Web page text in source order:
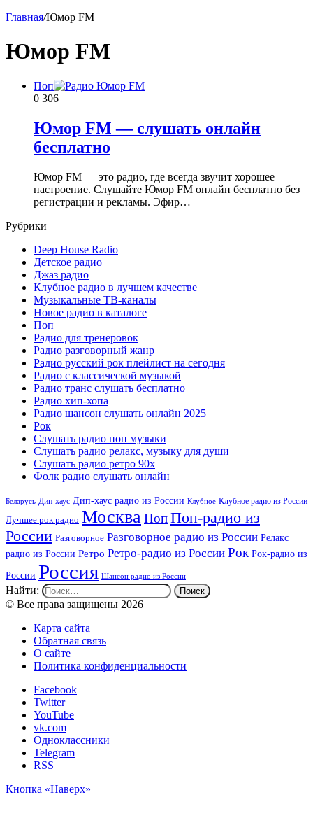
Главная/Юмор FM
Юмор FM
Поп
0 306
Юмор FM — слушать онлайн
бесплатно
Юмор FM — это радио, где всегда звучит хорошее
настроение. Слушайте Юмор FM онлайн бесплатно без
регистрации и рекламы. Эфир…
Рубрики
Deep House Radio
Детское радио
Джаз радио
Клубное радио в лучшем качестве
Музыкальные ТВ-каналы
Новое радио в каталоге
Поп
Радио для тренеровок
Радио разговорный жанр
Радио русский рок плейлист на сегодня
Радио с классической музыкой
Радио транс слушать бесплатно
Радио хип-хопа
Радио шансон слушать онлайн 2025
Рок
Слушать радио поп музыки
Слушать радио релакс, музыку для души
Слушать радио ретро 90х
Фолк радио слушать онлайн
Беларусь Дип-хаус Дип-хаус радио из России Клубное Клубное радио из России
Лучшее рок радио Москва ПопПоп-радио из
России Разговорное Разговорное радио из России Релакс
радио из России Ретро Ретро-радио из России Рок Рок-радио из
России Россия Шансон радио из России
Найти:
© Все права защищены 2026
Карта сайта
Обратная связь
О сайте
Политика конфиденциальности
Facebook
Twitter
YouTube
vk.com
Одноклассники
Telegram
RSS
Кнопка «Наверх»